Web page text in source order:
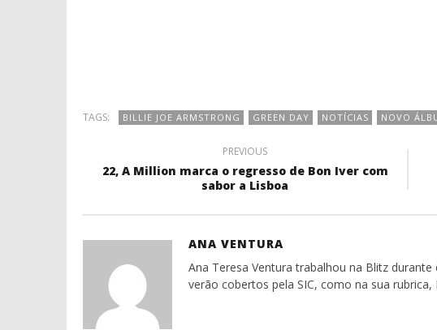
TAGS: BILLIE JOE ARMSTRONG GREEN DAY NOTÍCIAS NOVO
PREVIOUS
22, A Million marca o regresso de Bon Iver com
sabor a Lisboa
ANA VENTURA
Ana Teresa Ventura trabalhou na Blitz
verão cobertos pela SIC, como na sua